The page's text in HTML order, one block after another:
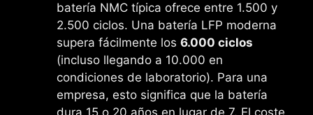
batería NMC típica ofrece entre 1.500 y
2.500 ciclos. Una batería LFP moderna
supera fácilmente los 6.000 ciclos
(incluso llegando a 10.000 en
condiciones de laboratorio). Para una
empresa, esto significa que la batería